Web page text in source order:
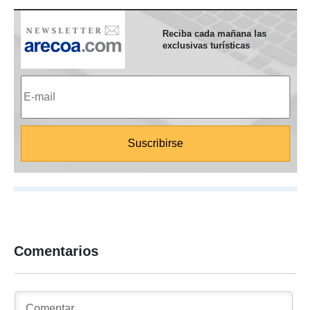
Reciba cada mañana las
exclusivas turísticas
Comentarios